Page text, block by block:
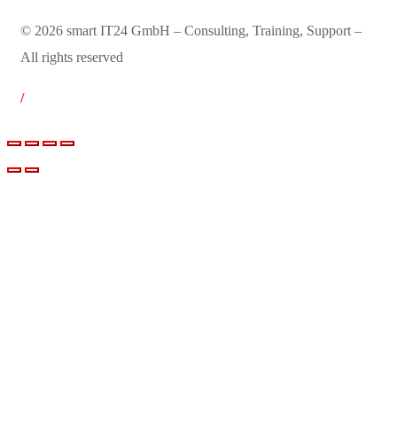
© 2026 smart IT24 GmbH – Consulting, Training, Support –
All rights reserved
/